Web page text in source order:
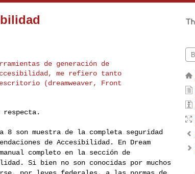
de generación de
me refiero tanto
respecta.
8 son muestra de la completa seguridad
de Accesibilidad. En Dream
completo en la sección de
Si bien no son conocidas por muchos